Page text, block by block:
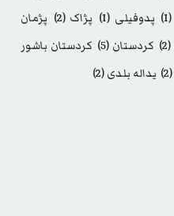
(1) پدوفیلی (1) پژاک (2)
پژمان
(2) کردستان (5)
کردستان باشور
(2) یداله بلدی(2)